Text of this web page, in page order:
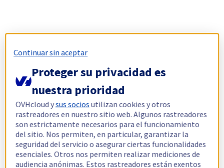
Continuar sin aceptar
Proteger su privacidad es
nuestra prioridad
OVHcloud ysus socios utilizan cookies y otros
rastreadores en nuestro sitio web. Algunos rastreadores
son estrictamente necesarios para el funcionamiento
del sitio. Nos permiten, en particular, garantizar la
seguridad del servicio o asegurar ciertas funcionalidades
esenciales. Otros nos permiten realizar mediciones de
audiencia anónimas. Estos rastreadores están exentos